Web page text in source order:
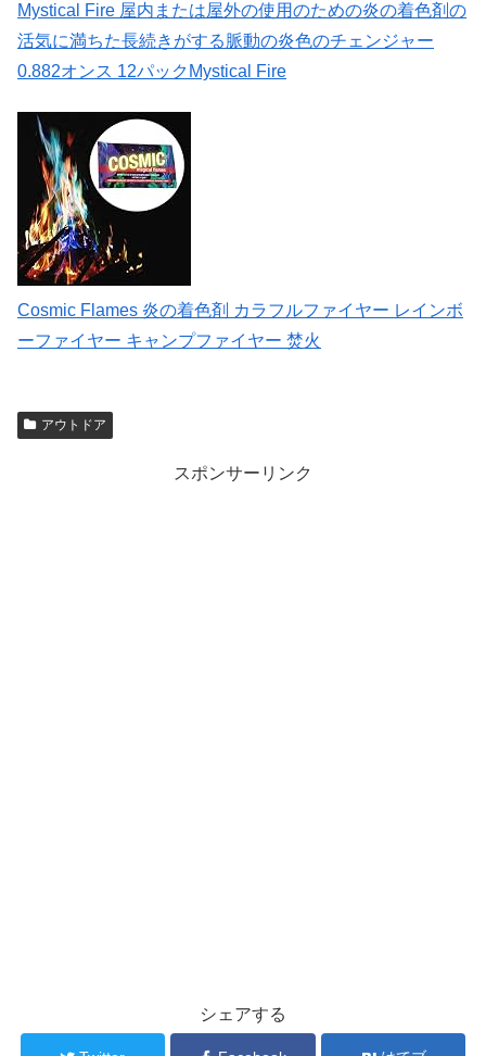
Mystical Fire 屋内または屋外の使用のための炎の着色剤の
活気に満ちた長続きがする脈動の炎色のチェンジャー
0.882オンス 12パックMystical Fire
Cosmic Flames 炎の着色剤 カラフルファイヤー レインボ
ーファイヤー キャンプファイヤー 焚火
アウトドア
スポンサーリンク
シェアする